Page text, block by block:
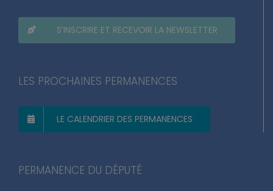
S’INSCRIRE ET RECEVOIR LA NEWSLETTER
LES PROCHAINES PERMANENCES
LE CALENDRIER DES PERMANENCES
PERMANENCE DU DÉPUTÉ